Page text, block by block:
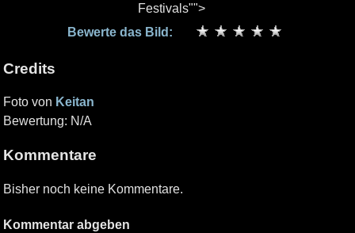
Festivals"">
Bewerte das Bild:
Credits
Foto von Keitan
Bewertung: N/A
Kommentare
Bisher noch keine Kommentare.
Kommentar abgeben